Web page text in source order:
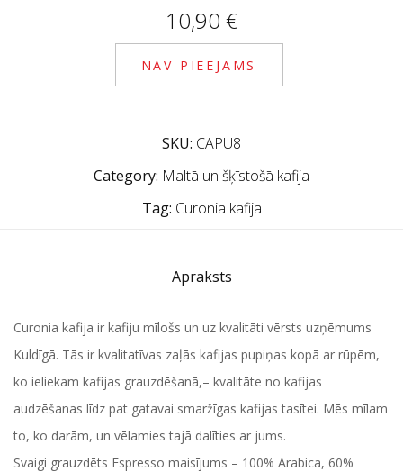
10,90 €
NAV PIEEJAMS
SKU: CAPU8
Category: Maltā un šķīstošā kafija
Tag: Curonia kafija
Apraksts
Curonia kafija ir kafiju mīlošs un uz kvalitāti vērsts uzņēmums
Kuldīgā. Tās ir kvalitatīvas zaļās kafijas pupiņas kopā ar rūpēm,
ko ieliekam kafijas grauzdēšanā,– kvalitāte no kafijas
audzēšanas līdz pat gatavai smaržīgas kafijas tasītei. Mēs mīlam
to, ko darām, un vēlamies tajā dalīties ar jums.
Svaigi grauzdēts Espresso maisījums – 100% Arabica, 60%